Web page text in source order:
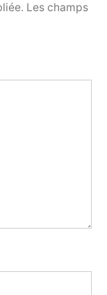
Les champs